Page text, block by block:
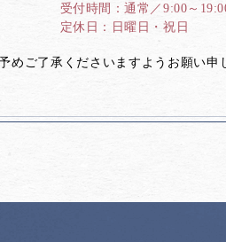
通常／9:00～
日曜日・祝日
めご了承くださいますようお願い申